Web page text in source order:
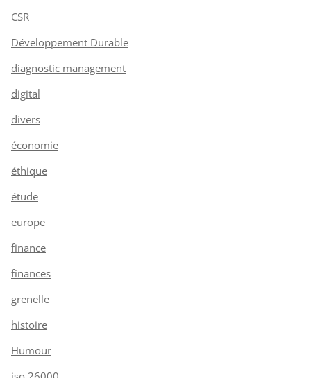
CSR
Développement Durable
diagnostic management
digital
divers
économie
éthique
étude
europe
finance
finances
grenelle
histoire
Humour